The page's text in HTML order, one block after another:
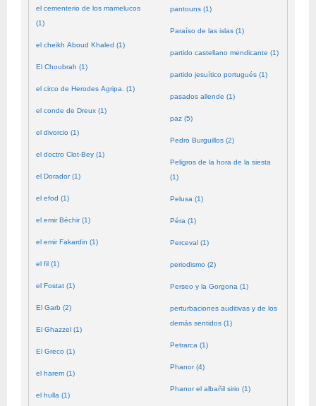
el cementerio de los mamelucos
(1)
el cheikh Aboud Khaled (1)
El Choubrah (1)
el circo de Herodes Agripa. (1)
el conde de Dreux (1)
el divorcio (1)
el doctro Clot-Bey (1)
el Dorador (1)
el efod (1)
el emir Béchir (1)
el emir Fakardin (1)
el fil (1)
el Fostat (1)
El Garb (2)
El Ghazzel (1)
El Greco (1)
el harem (1)
el hulla (1)
pantouns (1)
Paraíso de las islas (1)
partido castellano mendicante (1)
partido jesuítico portugués (1)
pasados allende (1)
paz (5)
Pedro Burguillos (2)
Peligros de la hora de la siesta
(1)
Pelusa (1)
Péra (1)
Perceval (1)
periodismo (2)
Perseo y la Gorgona (1)
perturbaciones auditivas y de los
demás sentidos (1)
Petrarca (1)
Phanor (4)
Phanor el albañil sirio (1)